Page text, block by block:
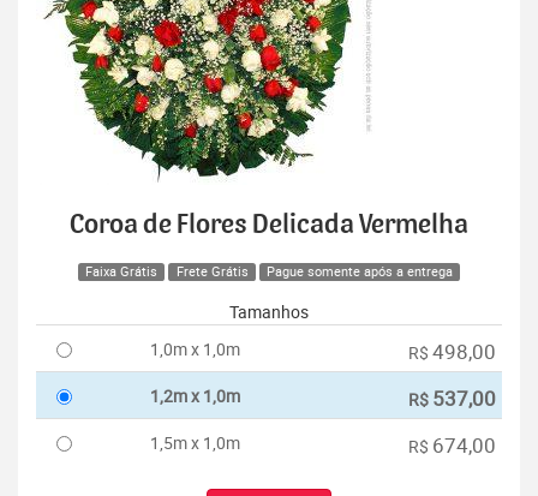
Coroa de Flores Delicada Vermelha
Faixa Grátis Frete Grátis Pague somente após a entrega
Tamanhos
1,0m x 1,0m
R$ 498,00
1,2m x 1,0m R$ 537,00
1,5m x 1,0m R$ 674,00